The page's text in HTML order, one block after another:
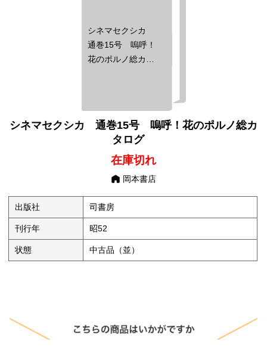
シネマセクシカ
通巻15号 嗚呼！
花のポルノ総カタ
シネマセクシカ 通巻15号 嗚呼！花のポルノ総カ
タログ
在庫切れ
岡本書店
出版社 司書房
刊行年 昭52
状態 中古品（並）